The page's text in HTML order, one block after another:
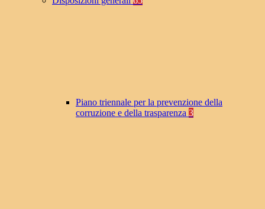
Piano triennale per la prevenzione della
corruzione e della trasparenza 3